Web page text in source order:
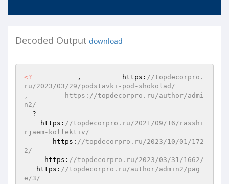
Decoded Output download
<?
           ,          https:
//topdecorpro.
ru/2023/03/29/podstavki-pod-shokolad/
,         https://topdecorpro.ru/author/admi
n2/
    https:
//topdecorpro.ru/2021/09/16/rasshi
rjaem-kollektiv/
       https:
//topdecorpro.ru/2023/10/01/172
2/
     https:
   https:
//topdecorpro.ru/author/admin2/pag
e/3/